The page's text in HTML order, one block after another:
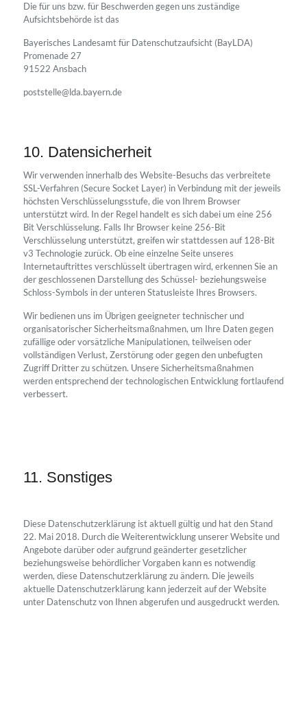
Die für uns bzw. für Beschwerden gegen uns zuständige
Aufsichtsbehörde ist das
Bayerisches Landesamt für Datenschutzaufsicht (BayLDA)
Promenade 27
91522 Ansbach
poststelle@lda.bayern.de
10. Datensicherheit
Wir verwenden innerhalb des Website-Besuchs das verbreitete
SSL-Verfahren (Secure Socket Layer) in Verbindung mit der jeweils
höchsten Verschlüsselungsstufe, die von Ihrem Browser
unterstützt wird. In der Regel handelt es sich dabei um eine 256
Bit Verschlüsselung. Falls Ihr Browser keine 256-Bit
Verschlüsselung unterstützt, greifen wir stattdessen auf 128-Bit
v3 Technologie zurück. Ob eine einzelne Seite unseres
Internetauftrittes verschlüsselt übertragen wird, erkennen Sie an
der geschlossenen Darstellung des Schüssel- beziehungsweise
Schloss-Symbols in der unteren Statusleiste Ihres Browsers.
Wir bedienen uns im Übrigen geeigneter technischer und
organisatorischer Sicherheitsmaßnahmen, um Ihre Daten gegen
zufällige oder vorsätzliche Manipulationen, teilweisen oder
vollständigen Verlust, Zerstörung oder gegen den unbefugten
Zugriff Dritter zu schützen. Unsere Sicherheitsmaßnahmen
werden entsprechend der technologischen Entwicklung fortlaufend
verbessert.
11. Sonstiges
Diese Datenschutzerklärung ist aktuell gültig und hat den Stand
22. Mai 2018. Durch die Weiterentwicklung unserer Website und
Angebote darüber oder aufgrund geänderter gesetzlicher
beziehungsweise behördlicher Vorgaben kann es notwendig
werden, diese Datenschutzerklärung zu ändern. Die jeweils
aktuelle Datenschutzerklärung kann jederzeit auf der Website
unter Datenschutz von Ihnen abgerufen und ausgedruckt werden.